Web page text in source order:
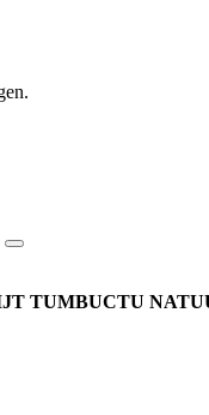
TUMBUCTU